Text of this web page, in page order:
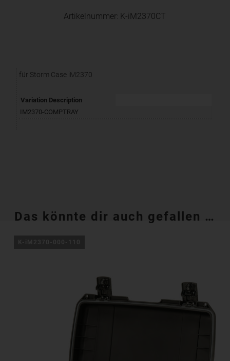
Artikelnummer: K-iM2370CT
für Storm Case iM2370
Variation Description
IM2370-COMPTRAY
Das könnte dir auch gefallen …